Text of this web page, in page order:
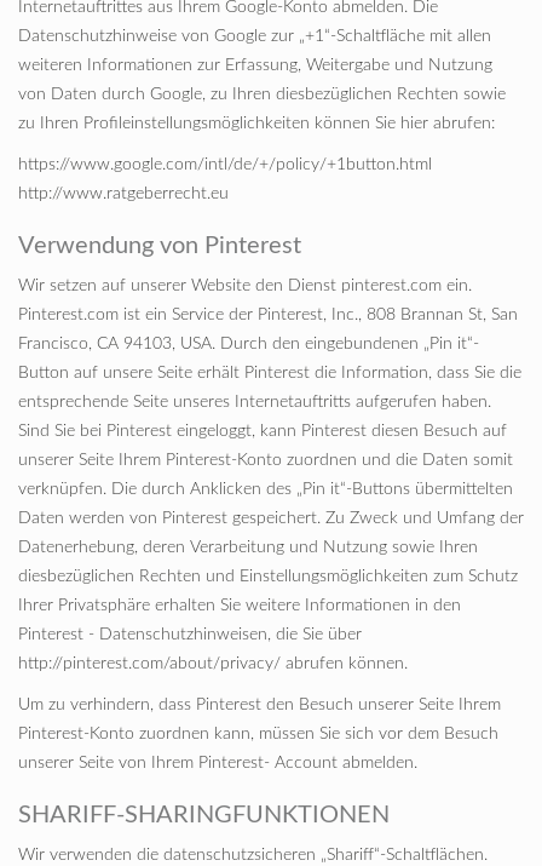
Internetauftrittes aus Ihrem Google-Konto abmelden. Die
Datenschutzhinweise von Google zur „+1“-Schaltfläche mit allen
weiteren Informationen zur Erfassung, Weitergabe und Nutzung
von Daten durch Google, zu Ihren diesbezüglichen Rechten sowie
zu Ihren Profileinstellungsmöglichkeiten können Sie hier abrufen:
https://www.google.com/intl/de/+/policy/+1button.html
http://www.ratgeberrecht.eu
Verwendung von Pinterest
Wir setzen auf unserer Website den Dienst pinterest.com ein.
Pinterest.com ist ein Service der Pinterest, Inc., 808 Brannan St, San
Francisco, CA 94103, USA. Durch den eingebundenen „Pin it“-
Button auf unsere Seite erhält Pinterest die Information, dass Sie die
entsprechende Seite unseres Internetauftritts aufgerufen haben.
Sind Sie bei Pinterest eingeloggt, kann Pinterest diesen Besuch auf
unserer Seite Ihrem Pinterest-Konto zuordnen und die Daten somit
verknüpfen. Die durch Anklicken des „Pin it“-Buttons übermittelten
Daten werden von Pinterest gespeichert. Zu Zweck und Umfang der
Datenerhebung, deren Verarbeitung und Nutzung sowie Ihren
diesbezüglichen Rechten und Einstellungsmöglichkeiten zum Schutz
Ihrer Privatsphäre erhalten Sie weitere Informationen in den
Pinterest - Datenschutzhinweisen, die Sie über
http://pinterest.com/about/privacy/ abrufen können.
Um zu verhindern, dass Pinterest den Besuch unserer Seite Ihrem
Pinterest-Konto zuordnen kann, müssen Sie sich vor dem Besuch
unserer Seite von Ihrem Pinterest- Account abmelden.
SHARIFF-SHARINGFUNKTIONEN
Wir verwenden die datenschutzsicheren „Shariff“-Schaltflächen.